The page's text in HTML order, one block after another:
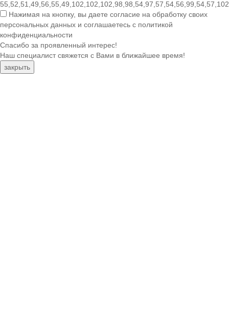
Нажимая на кнопку, вы даете согласие на обработку своих
персональных данных и соглашаетесь с политикой
конфиденциальности
Спасибо за проявленный интерес!
Наш специалист свяжется с Вами в ближайшее время!
закрыть